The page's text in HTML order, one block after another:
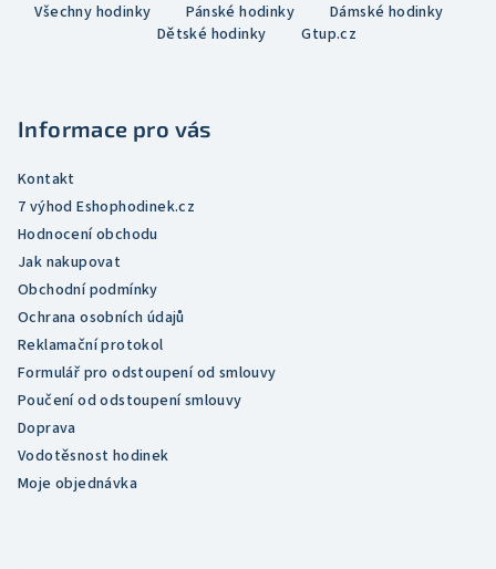
Všechny hodinky Pánské hodinky
Dámské hodinky
Dětské hodinky
Gtup.cz
Informace pro vás
Kontakt
7 výhod Eshophodinek.cz
Hodnocení obchodu
Jak nakupovat
Obchodní podmínky
Ochrana osobních údajů
Reklamační protokol
Formulář pro odstoupení od smlouvy
Poučení od odstoupení smlouvy
Doprava
Vodotěsnost hodinek
Moje objednávka